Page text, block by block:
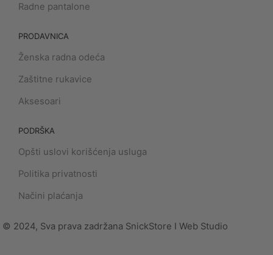
Radne pantalone
PRODAVNICA
Ženska radna odeća
Zaštitne rukavice
Aksesoari
PODRŠKA
Opšti uslovi korišćenja usluga
Politika privatnosti
Načini plaćanja
© 2024, Sva prava zadržana SnickStore I Web Studio